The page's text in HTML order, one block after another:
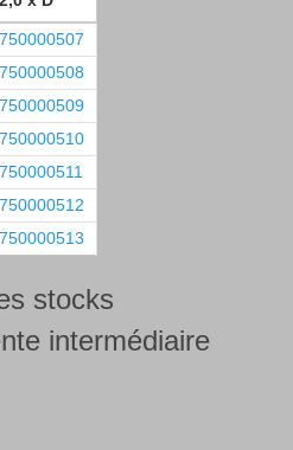
750000507
750000508
750000509
750000510
750000511
750000512
750000513
stocks
intermédiaire